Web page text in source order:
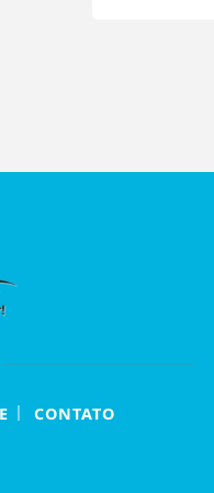
| CONTATO